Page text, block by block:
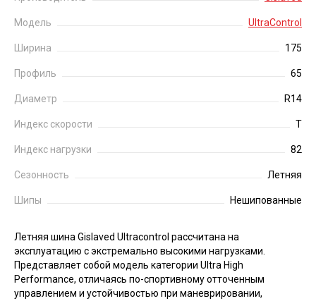
Модель UltraControl
Ширина 175
Профиль 65
Диаметр R14
Индекс скорости T
Индекс нагрузки 82
Сезонность Летняя
Шипы Нешипованные
Летняя шина Gislaved Ultracontrol рассчитана на
эксплуатацию с экстремально высокими нагрузками.
Представляет собой модель категории Ultra High
Performance, отличаясь по-спортивному отточенным
управлением и устойчивостью при маневрировании,